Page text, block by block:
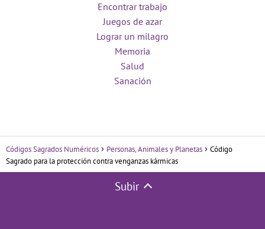
Encontrar trabajo
Juegos de azar
Lograr un milagro
Memoria
Salud
Sanación
Códigos Sagrados Numéricos Personas, Animales y Planetas
Código
Sagrado para la protección contra venganzas kármicas
Subir